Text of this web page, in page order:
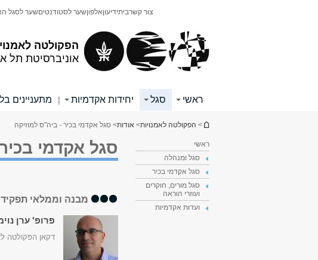
הפקולטה
אוניברסיטת תל
צור קשרביתידיעוןאלפוןשער לסטודנטיםשער לסגל
ראשי סגל יחידות אקדמיות | מתעניינים
הינך נמצא כאן
> הפקולטה לאמנויות> אודות> סגל אקדמי בכיר - ביה"ס למוזיקה
ראשי
סגל ומנהלה
סגל אקדמי בכיר
סגל מורים, חוקרים
ועוזרי הוראה
ועדות אקדמיות
סגל אקדמי
מבנה וממלאי
פרופ' ערן
דקאן הפקולטה